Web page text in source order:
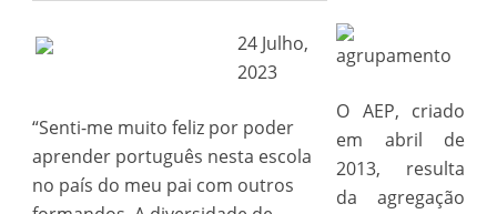
24 Julho,
2023
“Senti-me muito feliz por poder
aprender português nesta escola
no país do meu pai com outros
O AEP, criado
em abril de
2013, resulta
da agregação